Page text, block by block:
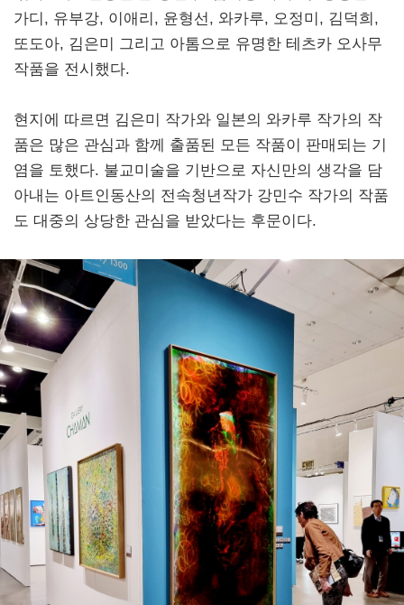
가디, 유부강, 이애리, 윤형선, 와카루, 오정미, 김덕희,
또도아, 김은미 그리고 아톰으로 유명한 테츠카 오사무
작품을 전시했다.
현지에 따르면 김은미 작가와 일본의 와카루 작가의 작
품은 많은 관심과 함께 출품된 모든 작품이 판매되는 기
염을 토했다. 불교미술을 기반으로 자신만의 생각을 담
아내는 아트인동산의 전속청년작가 강민수 작가의 작품
도 대중의 상당한 관심을 받았다는 후문이다.